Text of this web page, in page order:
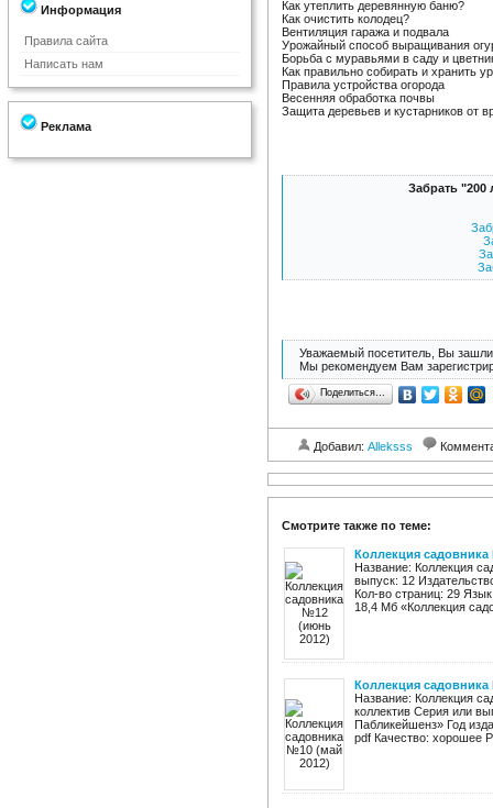
Информация
Правила сайта
Написать нам
Реклама
Как утеплить деревянную баню?
Как очистить колодец?
Вентиляция гаража и подвала
Урожайный способ выращивания
Борьба с муравьями в саду и
Как правильно собирать и хранить
Правила устройства огорода
Весенняя обработка почвы
Защита деревьев и кустарников от
Забрать "200
Уважаемый посетитель, Вы зашли
Мы рекомендуем Вам
Поделиться…
Добавил: Alleksss
Смотрите также по теме:
Коллекция
Название: Коллекция
выпуск: 12
Кол-во страниц: 29
18,4 Мб «Коллекция
Коллекция
Название: Коллекция
коллектив Серия или
Пабликейшенз» Год
pdf Качество: хорошее